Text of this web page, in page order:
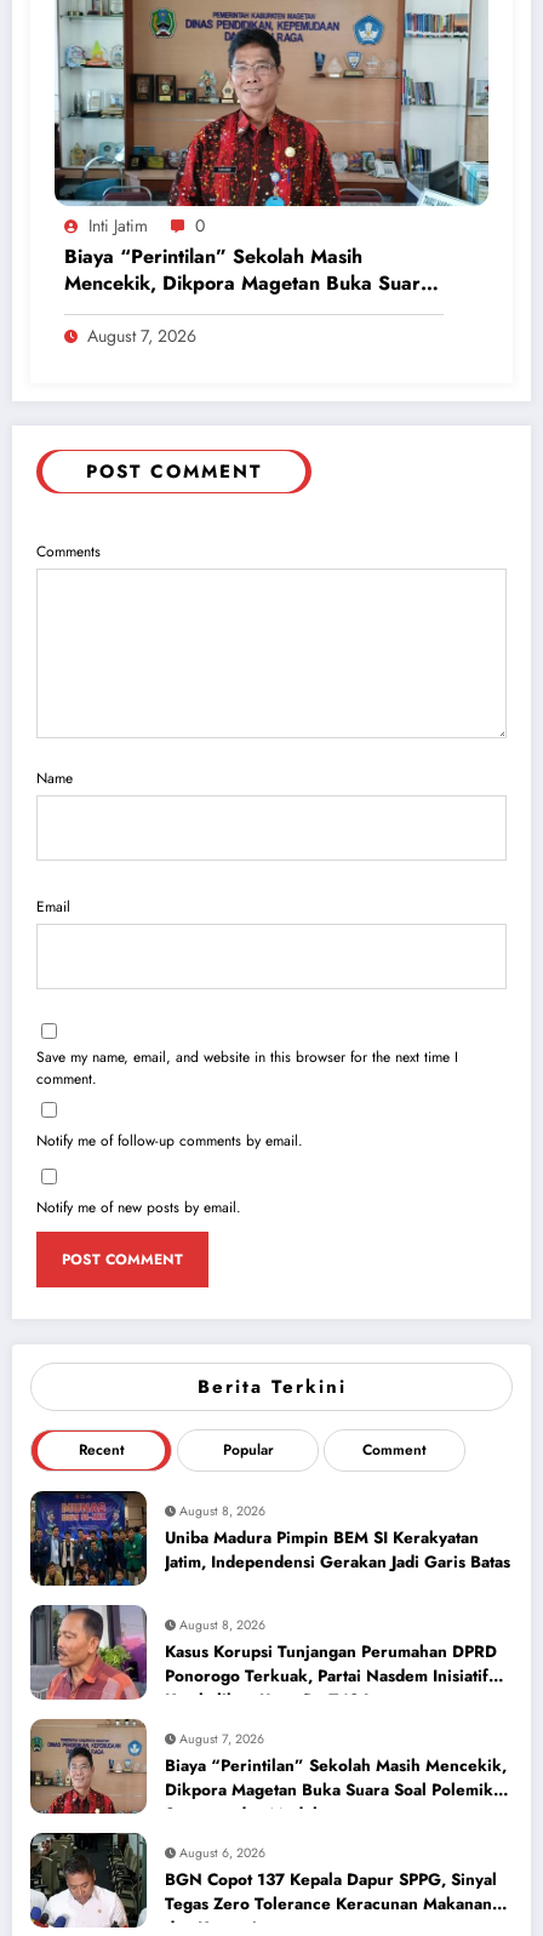
Berita Terkini
Recent Popular Comment
August 8, 2026
Uniba Madura Pimpin BEM SI Kerakyatan
Jatim, Independensi Gerakan Jadi Garis Batas
August 8, 2026
Kasus Korupsi Tunjangan Perumahan DPRD
Ponorogo Terkuak, Partai Nasdem Inisiatif
Kembalikan Uang Rp 748 Juta
August 7, 2026
Biaya “Perintilan” Sekolah Masih Mencekik,
Dikpora Magetan Buka Suara Soal Polemik
Seragam dan Modul
August 6, 2026
BGN Copot 137 Kepala Dapur SPPG, Sinyal
Tegas Zero Tolerance Keracunan Makanan
dan Korupsi
Inti Jatim 0
Biaya “Perintilan” Sekolah Masih
Mencekik, Dikpora Magetan Buka Suara
Soal Polemik Seragam dan Modul
August 7, 2026
POST COMMENT
Comments
Name
Email
Save my name, email, and website in this browser for the next time I
comment.
Notify me of follow-up comments by email.
Notify me of new posts by email.